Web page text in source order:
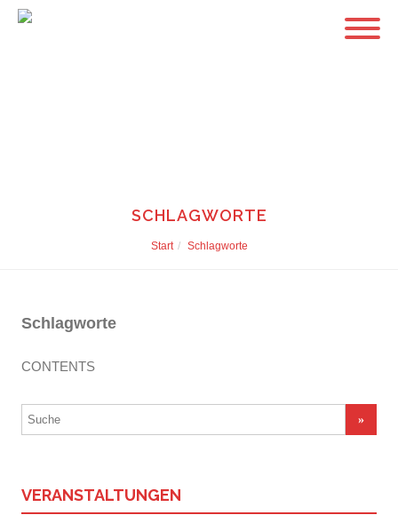
SCHLAGWORTE
Start Schlagworte
Schlagworte
CONTENTS
Suchergebnis
für:
VERANSTALTUNGEN